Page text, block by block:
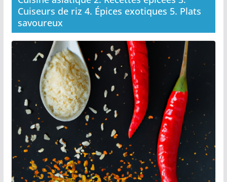
Cuiseurs de riz 4. Épices exotiques 5. Plats
savoureux